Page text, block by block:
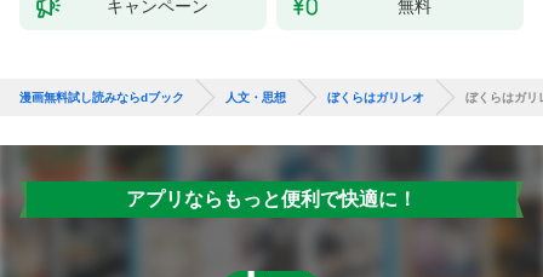
キャンペーン 無料
漫画無料試し読みならdブック 人文・思想 ぼくらはガリレオ ぼくらはガリ
アプリならもっと便利で快適に！